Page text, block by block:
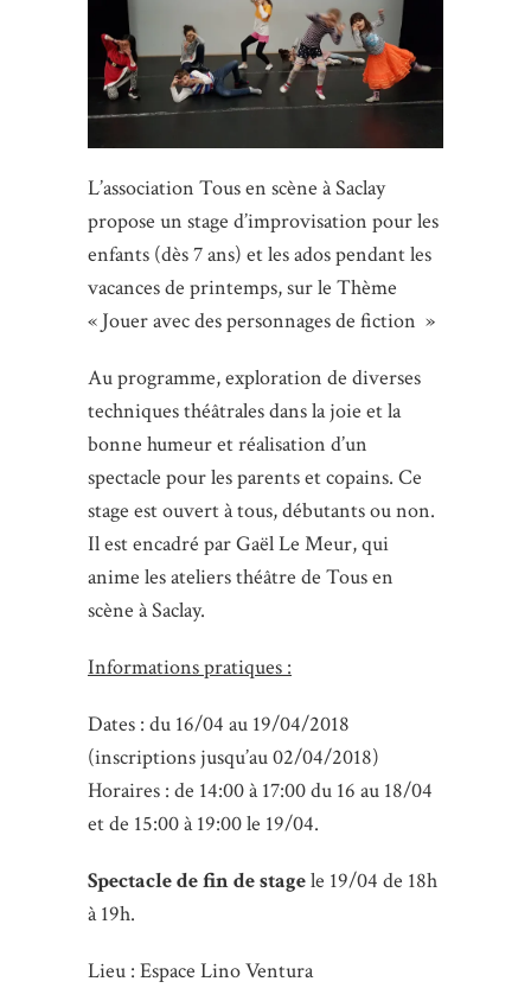
L’association Tous en scène à Saclay
propose un stage d’improvisation pour les
enfants (dès 7 ans) et les ados pendant les
vacances de printemps, sur le Thème
« Jouer avec des personnages de fiction »
Au programme, exploration de diverses
techniques théâtrales dans la joie et la
bonne humeur et réalisation d’un
spectacle pour les parents et copains. Ce
stage est ouvert à tous, débutants ou non.
Il est encadré par Gaël Le Meur, qui
anime les ateliers théâtre de Tous en
scène à Saclay.
Informations pratiques :
Dates : du 16/04 au 19/04/2018
(inscriptions jusqu’au 02/04/2018)
Horaires : de 14:00 à 17:00 du 16 au 18/04
et de 15:00 à 19:00 le 19/04.
Spectacle de fin de stagele 19/04 de 18h
à 19h.
Lieu : Espace Lino Ventura